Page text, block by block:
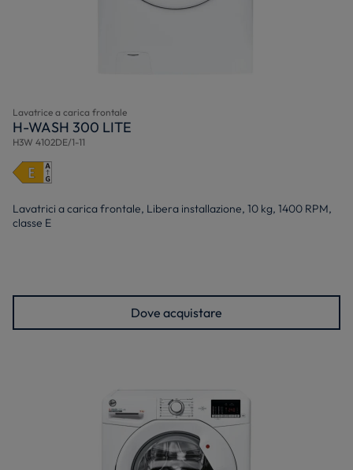
Lavatrice a carica frontale
H-WASH 300 LITE
H3W 4102DE/1-11
Lavatrici a carica frontale, Libera installazione, 10 kg, 1400 RPM,
classe E
Dove acquistare